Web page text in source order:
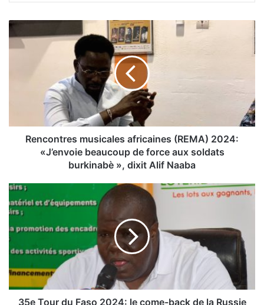
R
e
n
e
i
c
a
l
e
s
f
r
Rencontres musicales africaines (REMA) 2024:
«J’envoie beaucoup de force aux soldats
burkinabè », dixit Alif Naaba
3
5
e
T
o
u
d
u
35e Tour du Faso 2024: le come-back de la Russie